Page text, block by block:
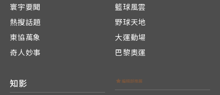
寰宇要聞
熱搜話題
東協萬象
奇人妙事
籃球風雲
野球天地
大運動場
巴黎奧運
知影